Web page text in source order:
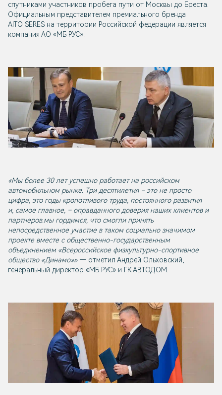
спутниками участников пробега пути от Москвы до Бреста.
Официальным представителем премиального бренда
AITO SERES на территории Российской федерации является
компания АО «МБ РУС».
«Мы более 30 лет успешно работает на российском
автомобильном рынке. Три десятилетия – это не просто
цифра, это годы кропотливого труда, постоянного развития
и, самое главное, – оправданного доверия наших клиентов и
партнеров.мы гордимся, что смогли принять
непосредственное участие в таком социально значимом
проекте вместе с общественно-государственным
объединением «Всероссийское физкультурно-спортивное
общество «Динамо»»— отметил Андрей Ольховский,
генеральный директор «МБ РУС» и ГК АВТОДОМ.